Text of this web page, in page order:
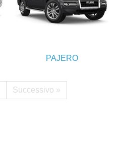
PAJERO
Successivo »